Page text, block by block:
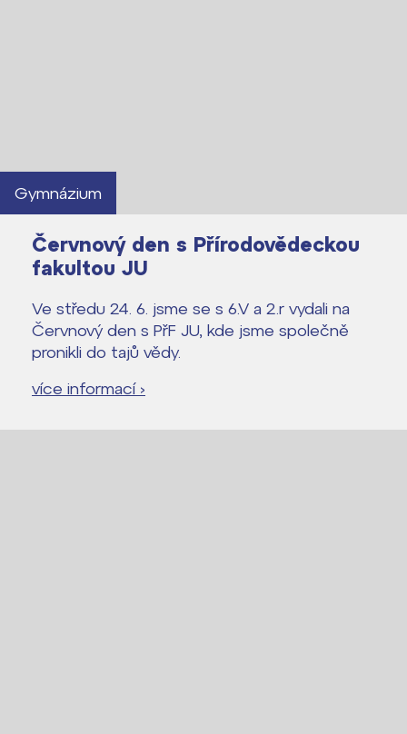
Gymnázium
Červnový den s Přírodovědeckou
fakultou JU
Ve středu 24. 6. jsme se s 6.V a 2.r vydali na
Červnový den s PřF JU, kde jsme společně
pronikli do tajů vědy.
více informací ›